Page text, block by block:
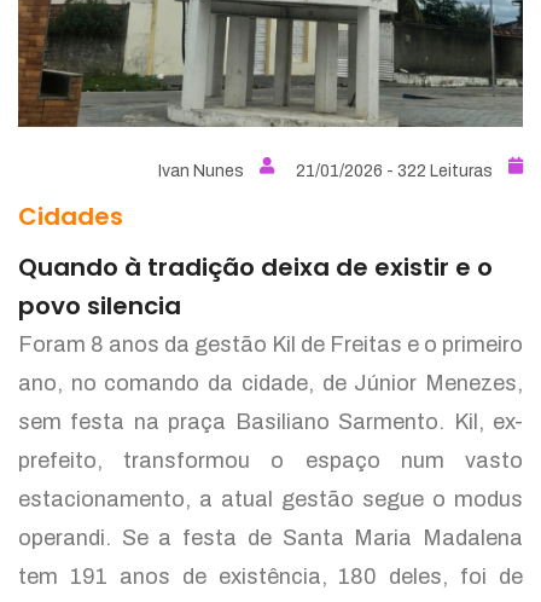
Ivan Nunes 21/01/2026 - 322 Leituras
Cidades
Quando à tradição deixa de existir e o
povo silencia
Foram 8 anos da gestão Kil de Freitas e o primeiro
ano, no comando da cidade, de Júnior Menezes,
sem festa na praça Basiliano Sarmento. Kil, ex-
prefeito, transformou o espaço num vasto
estacionamento, a atual gestão segue o modus
operandi. Se a festa de Santa Maria Madalena
tem 191 anos de existência, 180 deles, foi de